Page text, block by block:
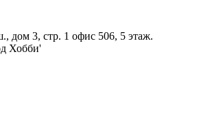
дом 3, стр. 1 офис 506, 5 этаж.
Хобби'